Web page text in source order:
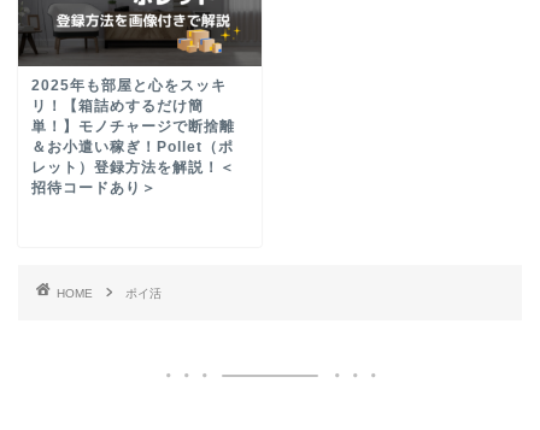
2025年も部屋と心をスッキ
リ！【箱詰めするだけ簡
単！】モノチャージで断捨離
＆お小遣い稼ぎ！Pollet（ポ
レット）登録方法を解説！＜
招待コードあり＞
HOME ポイ活